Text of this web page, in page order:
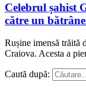
Celebrul șahist
către un
Rușine imensă trăită
Craiova. Acesta a
Caută după: